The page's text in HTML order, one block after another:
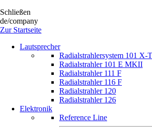
Schließen
de/company
Zur Startseite
Lautsprecher
Radialstrahlersystem 101 X-
Radialstrahler 101 E MKII
Radialstrahler 111 F
Radialstrahler 116 F
Radialstrahler 120
Radialstrahler 126
Elektronik
Reference Line